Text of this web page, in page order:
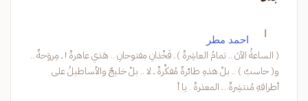
ا احمد مطر
( الساعةُ الآنَ .. تمامُ العاشِرةْ ) ـ فَخْذانِ مفتوحانِ .. هَذي عاهرةْ ! ــ مِروَحةٌ ..
و( حاسبٌ ) .. بلْ هذهِ طائرةٌ مُفكِّرةْ ــ لا .. بلْ خليجٌ والأساطيلُ على
أطرافهِ مُنتشِرةْ . ـ المعذرةْ . يا أ